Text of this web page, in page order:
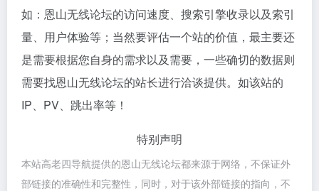
如：恩山无线论坛的访问速度、搜索引擎收录以及索引
量、用户体验等；当然要评估一个站的价值，最主要还
是需要根据您自身的需求以及需要，一些确切的数据则
需要找恩山无线论坛的站长进行洽谈提供。如该站的
IP、PV、跳出率等！
特别声明
本站高老四导航提供的恩山无线论坛都来源于网络，不保证外
部链接的准确性和完整性，同时，对于该外部链接的指向，不